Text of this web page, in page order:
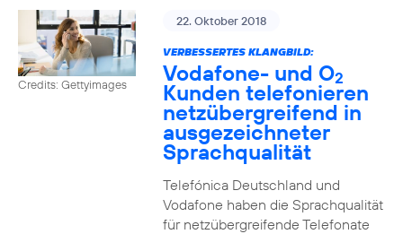
Credits: Gettyimages
22. Oktober 2018
VERBESSERTES KLANGBILD:
Vodafone- und O2
Kunden telefonieren
netzübergreifend in
ausgezeichneter
Sprachqualität
Telefónica Deutschland und
Vodafone haben die Sprachqualität
für netzübergreifende Telefonate